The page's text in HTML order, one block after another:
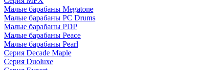
Малые барабаны Megatone
Малые барабаны PC Drums
Малые барабаны PDP
Малые барабаны Peace
Малые барабаны Pearl
Серия Decade Maple
Серия Duoluxe